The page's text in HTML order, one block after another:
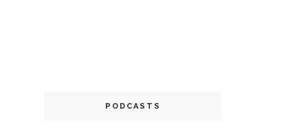
PODCASTS